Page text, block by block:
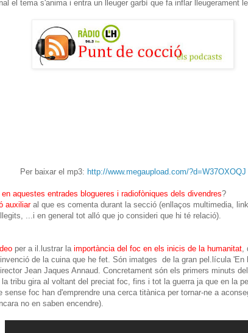
el tema s'anima i entra un lleuger garbí que fa inflar lleugerament
Per baixar el mp3: http://www.megaupload.com/?d=W37OXOQJ
en aquestes entrades blogueres i radiofòniques dels divendres?
auxiliar al que es comenta durant la secció (enllaços multimedia,
...i en general tot alló que jo consideri que hi té relació).
per a il.lustrar la importància del foc en els inicis de la humanitat
de la cuina que he fet. Són imatges de la gran pel.lícula 'En
Jean Jaques Annaud. Concretament són els primers minuts
tribu gira al voltant del preciat foc, fins i tot la guerra ja que en la
sense foc han d'emprendre una cerca titànica per tornar-ne a
no en saben encendre).